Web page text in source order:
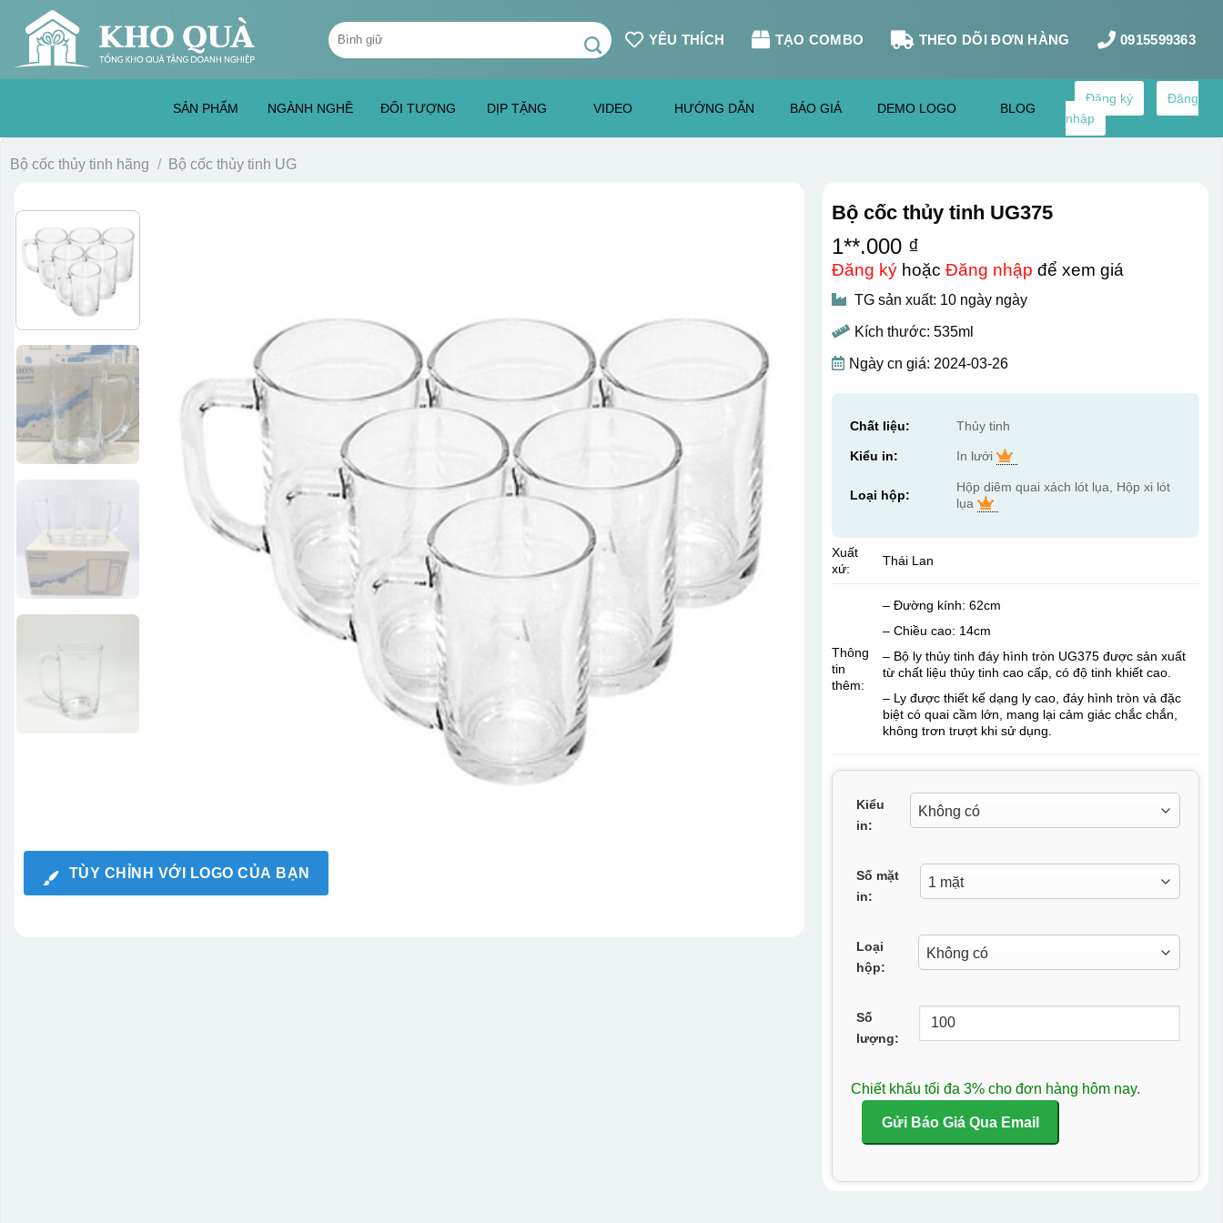
content
Tìm
kiếm:
YÊU THÍCH TẠO COMBO THEO DÕI ĐƠN HÀNG 0915599363
SẢN PHẨM NGÀNH NGHỀ ĐỐI TƯỢNG DỊP TẶNG VIDEO HƯỚNG DẪN BÁO GIÁ DEMO LOGO BLOG
Đăng ký
Đăng
nhập
Bộ cốc thủy tinh hãng / Bộ cốc thủy tinh UG
TÙY CHỈNH VỚI LOGO CỦA BẠN
Bộ cốc thủy tinh UG375
1**.000 ₫
Đăng kýhoặc Đăng nhập để xem giá
TG sản xuất: 10 ngày ngày
Kích thước: 535ml
Ngày cn giá: 2024-03-26
Chất liệu: Thủy tinh
Kiểu in: In lưới
Loại hộp:
Hộp diêm quai xách lót lụa, Hộp xi lót
lụa
Xuất
xứ:
Thái Lan
Thông
tin
thêm:
– Đường kính: 62cm
– Chiều cao: 14cm
– Bộ ly thủy tinh đáy hình tròn UG375 được sản xuất
từ chất liệu thủy tinh cao cấp, có độ tinh khiết cao.
– Ly được thiết kế dạng ly cao, đáy hình tròn và đặc
biệt có quai cầm lớn, mang lại cảm giác chắc chắn,
không trơn trượt khi sử dụng.
Kiểu
in:
Số mặt
in:
Loại
hộp:
Số
lượng:
Chiết khấu tối đa 3% cho đơn hàng hôm nay.
Gửi Báo Giá Qua Email